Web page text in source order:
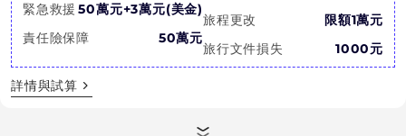
緊急救援 50萬元+3萬元(美金)
責任險保障
50萬元
旅程更改
限額1萬元
旅行文件損失
1000元
詳情與試算